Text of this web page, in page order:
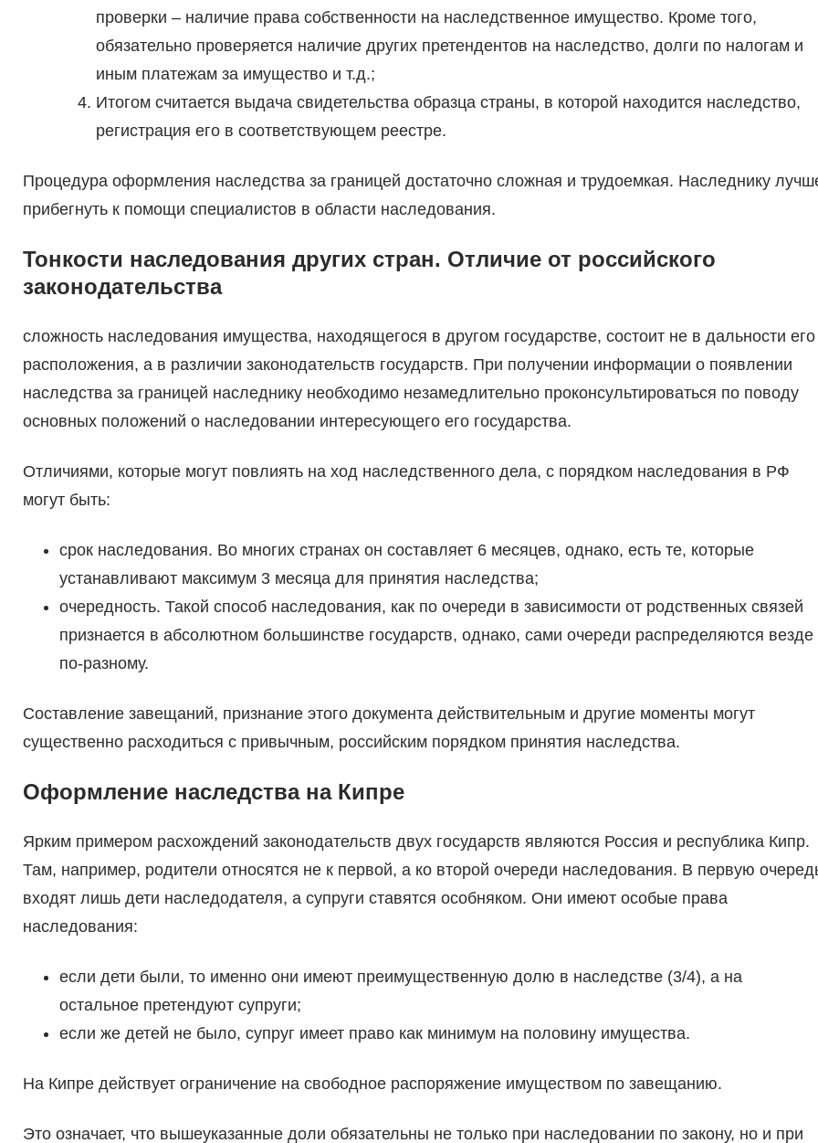
проверки – наличие права собственности на наследственное имущество. Кроме того,
обязательно проверяется наличие других претендентов на наследство, долги по налогам и
иным платежам за имущество и т.д.;
Итогом считается выдача свидетельства образца страны, в которой находится наследство,
регистрация его в соответствующем реестре.
Процедура оформления наследства за границей достаточно сложная и трудоемкая. Наследнику
прибегнуть к помощи специалистов в области наследования.
Тонкости наследования других стран. Отличие от российского
законодательства
сложность наследования имущества, находящегося в другом государстве, состоит не в дальности его
расположения, а в различии законодательств государств. При получении информации о появлении
наследства за границей наследнику необходимо незамедлительно проконсультироваться по поводу
основных положений о наследовании интересующего его государства.
Отличиями, которые могут повлиять на ход наследственного дела, с порядком наследования в РФ
могут быть:
срок наследования. Во многих странах он составляет 6 месяцев, однако, есть те, которые
устанавливают максимум 3 месяца для принятия наследства;
очередность. Такой способ наследования, как по очереди в зависимости от родственных связей
признается в абсолютном большинстве государств, однако, сами очереди распределяются везде
по-разному.
Составление завещаний, признание этого документа действительным и другие моменты могут
существенно расходиться с привычным, российским порядком принятия наследства.
Оформление наследства на Кипре
Ярким примером расхождений законодательств двух государств являются Россия и республика Кипр.
Там, например, родители относятся не к первой, а ко второй очереди наследования. В первую
входят лишь дети наследодателя, а супруги ставятся особняком. Они имеют особые права
наследования:
если дети были, то именно они имеют преимущественную долю в наследстве (3/4), а на
остальное претендуют супруги;
если же детей не было, супруг имеет право как минимум на половину имущества.
На Кипре действует ограничение на свободное распоряжение имуществом по завещанию.
Это означает, что вышеуказанные доли обязательны не только при наследовании по закону, но и при